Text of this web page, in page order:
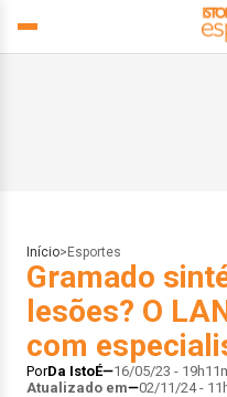
Início> Esportes
Gramado
lesões? O
com
PorDa IstoÉ 16/05/23 -
Atualizado em
02/11/24 -